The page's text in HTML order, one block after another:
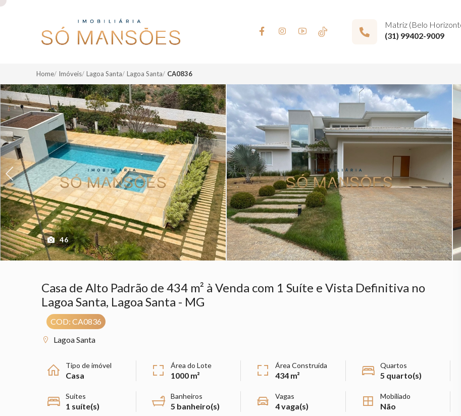
Matriz (Belo
(31) 99402-9009
Home Imóveis Lagoa Santa Lagoa Santa CA0836
Previous
46
Casa de Alto Padrão de 434 m² à Venda com 1 Suíte e Vista Definitiva no
Lagoa Santa, Lagoa Santa - MG
COD: CA0836
Lagoa Santa
Tipo de imóvel
Casa
Área do Lote
1000 m²
Área Construída
434 m²
Quartos
5 quarto(s)
Suítes
1 suíte(s)
Banheiros
5 banheiro(s)
Vagas
4 vaga(s)
Mobiliado
Não